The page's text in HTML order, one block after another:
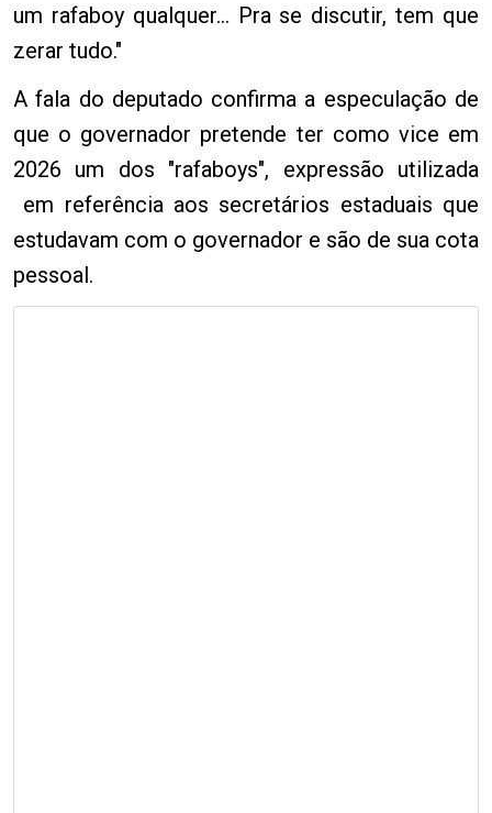
um rafaboy qualquer... Pra se discutir, tem que
zerar tudo."
A fala do deputado confirma a especulação de
que o governador pretende ter como vice em
2026 um dos "rafaboys", expressão utilizada
em referência aos secretários estaduais que
estudavam com o governador e são de sua cota
pessoal.